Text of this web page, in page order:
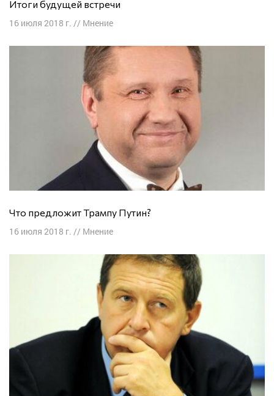
Итоги будущей встречи
16 июля 2018 г. // Мнение
Что предложит Трампу Путин?
16 июля 2018 г. // Мнение